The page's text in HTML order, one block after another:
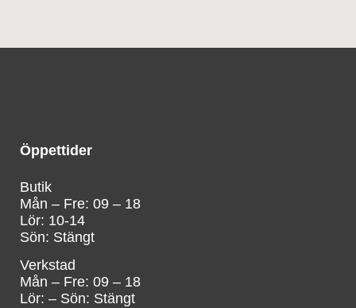
Öppettider
Butik
Mån – Fre: 09 – 18
Lör: 10-14
Sön: Stängt
Verkstad
Mån – Fre: 09 – 18
Lör: – Sön: Stängt